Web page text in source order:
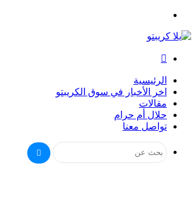
الرئيسية
اخر الأخبار في سوق الكريبتو
مقالات
حلال أم حرام
تواصل معنا
بحث